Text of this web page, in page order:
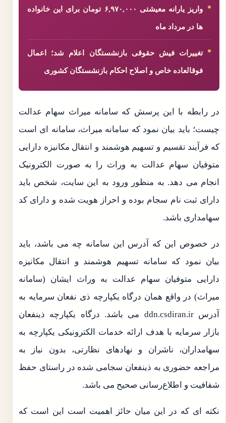
واریز یارانه معیشتی ۶,۹۷۰,۰۰۰ تومان برای این خانواده
ها در مرداد ماه
تغییرات فیش حقوقی بازنشستگان اعلام شد؛ اعمال
فوقالعاده خاص و اصلاح احکام بازنشستگان کشوری
در رابطه با این پرسش که سامانه میراث سهام عدالت
چیست؛ باید بیان نمود که سامانه میراث، سامانه ای است
که فرآیند تقسیم و تسهیم هوشمند و انتقال مکانیزه دارایی
متوفیان سهام عدالت به وراث را به صورت الکترونیک
انجام می‌ دهد. به منظور ورود به این سایت، شخص باید
دارای ثبت نام سجام بوده و احراز هویت شده و دارای کد
سهامداری باشد.
در خصوص این که آدرس این سامانه چه می باشد، باید
بیان نمود که سامانه تسهیم هوشمند و انتقال مکانیزه
دارایی متوفیان سهام عدالت به وراث ایشان (سامانه
میراث) در واقع همان درگاه یکپارچه ذی نفعان سرمایه به
آدرس ddn.csdiran.ir می باشد. درگاه یکپارچه ذینفعان
بازار سرمایه با هدف ارائه خدمات الکترونیکی یکپارچه به
سهامداران، ناشران و نهادهای نظارتی، بدون نیاز به
مراجعه حضوری به ذینفعان سجامی شده در راستای حفظ
شفافیت و اطلاع‌رسانی صحیح می‌ باشد.
نکته ای که در این میان حائز اهمیت است این است که